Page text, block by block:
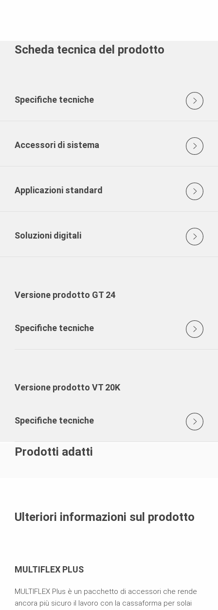
Scheda tecnica del prodotto
Specifiche tecniche
Accessori di sistema
Applicazioni standard
Soluzioni digitali
Versione prodotto GT 24
Specifiche tecniche
Versione prodotto VT 20K
Specifiche tecniche
Prodotti adatti
Ulteriori informazioni sul prodotto
MULTIFLEX PLUS
MULTIFLEX Plus è un pacchetto di accessori che rende
ancora più sicuro il lavoro con la cassaforma per solai